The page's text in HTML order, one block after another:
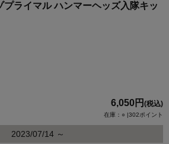
プライマル ハンマーヘッズ入隊キッ
6,050円 (税込)
在庫：○ |302ポイント
2023/07/14 ～